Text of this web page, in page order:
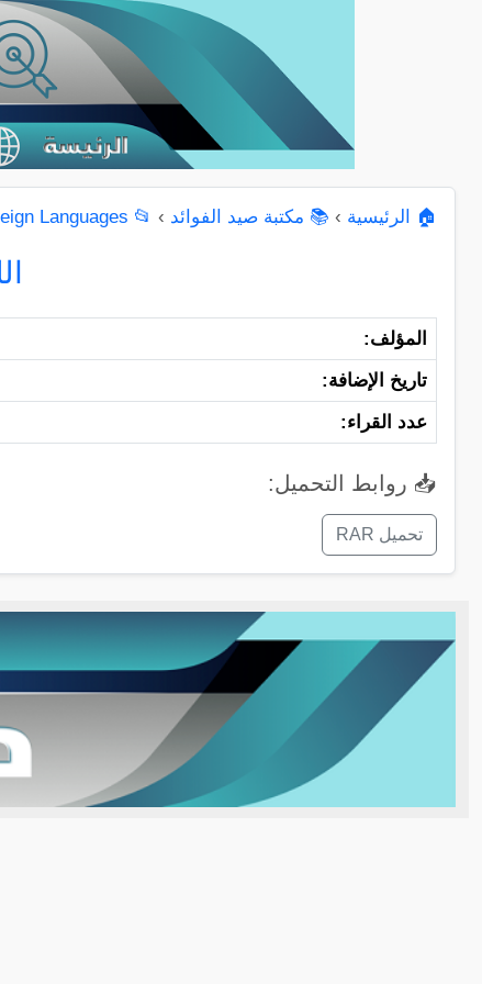
🏠 الرئيسية › 📚 مكتبة صيد الفوائد ›
📂 Islamic Books "Foreign Languages"
Languages
المؤلف:
تاريخ الإضافة:
عدد القراء:
📥 روابط التحميل:
تحميل RAR